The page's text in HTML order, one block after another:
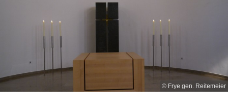
© Frye gen. Reitemeier